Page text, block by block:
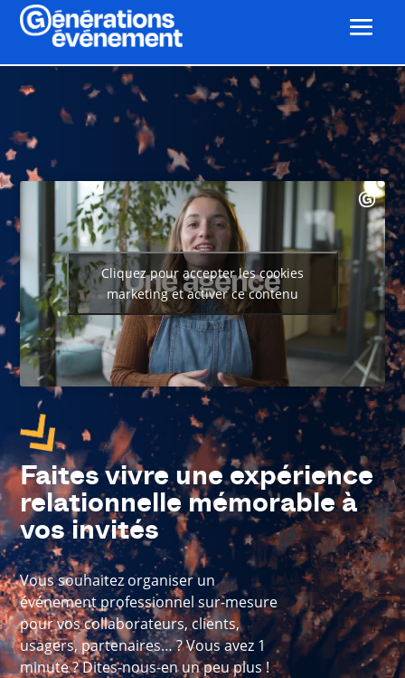
Cliquez pour accepter les cookies
marketing et activer ce contenu
Faites vivre une expérience
relationnelle mémorable à
vos invités
Vous souhaitez organiser un
événement professionnel sur-mesure
pour vos collaborateurs, clients,
usagers, partenaires… ? Vous avez 1
minute ? Dites-nous-en un peu plus !